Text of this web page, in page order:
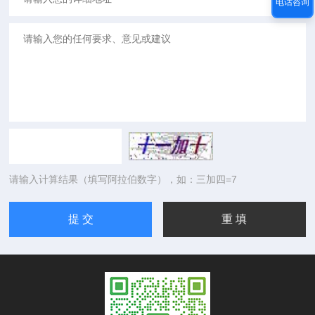
请输入计算结果（填写阿拉伯数字），如：三加四=7
电话咨询